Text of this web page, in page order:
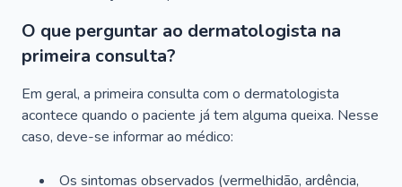
O que perguntar ao dermatologista na
primeira consulta?
Em geral, a primeira consulta com o dermatologista
acontece quando o paciente já tem alguma queixa. Nesse
caso, deve-se informar ao médico:
Os sintomas observados (vermelhidão, ardência,